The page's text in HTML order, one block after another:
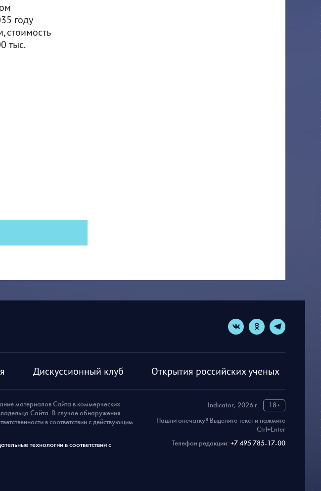
году
стоимость
тыс.
Дискуссионный клуб Открытия российских ученых
Indicator, 2026 г.
18+
Нашли опечатку? Выделите текст и нажмите
Ctrl+Enter
Телефон редакции: +7 495 785-17-00
материалов Сайта в коммерческих
Сайта. В случае обнаружения
в соответствии с действующим
технологии в соответствии с